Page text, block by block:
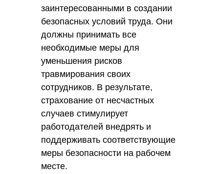
заинтересованными в создании
безопасных условий труда. Они
должны принимать все
необходимые меры для
уменьшения рисков
травмирования своих
сотрудников. В результате,
страхование от несчастных
случаев стимулирует
работодателей внедрять и
поддерживать соответствующие
меры безопасности на рабочем
месте.